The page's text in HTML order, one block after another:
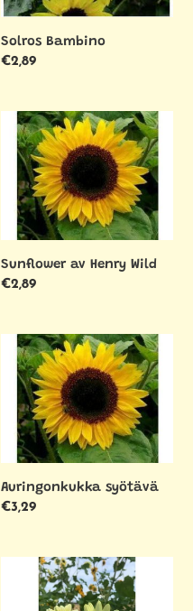
Solros Bambino
Ordinarie
€2,89
Sunflower
Henry
Wild
Sunflower av Henry Wild
Ordinarie
€2,89
Auringonkukka
syötävä
Auringonkukka syötävä
Ordinarie
€3,29
Solros